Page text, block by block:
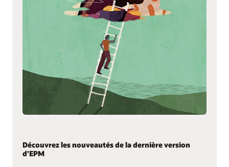
Découvrez les nouveautés de la dernière version
d’EPM